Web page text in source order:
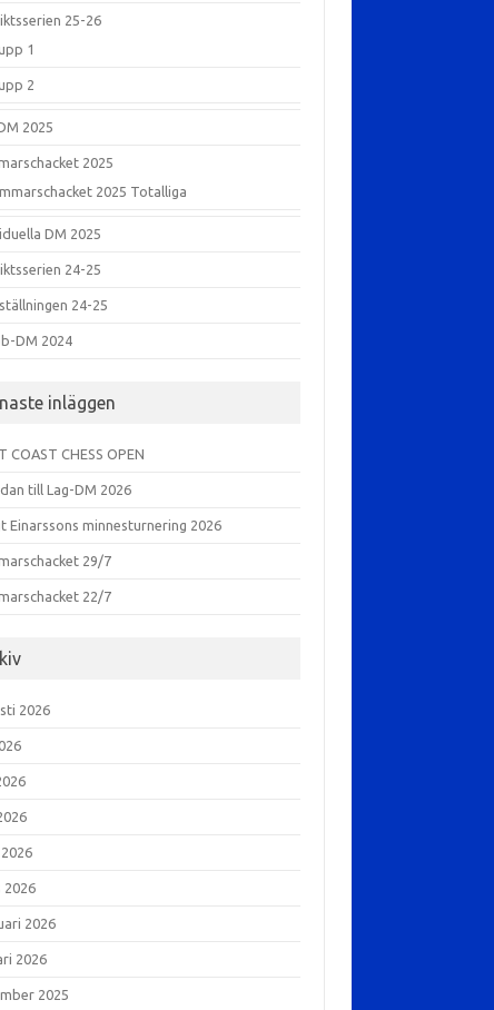
25-26
1
2
2025
2025
2025 Totalliga
DM 2025
24-25
24-25
DM 2024
inläggen
COAST CHESS OPEN
till Lag-DM 2026
Einarssons minnesturnering 2026
29/7
22/7
2026
2026
2026
2026
2025